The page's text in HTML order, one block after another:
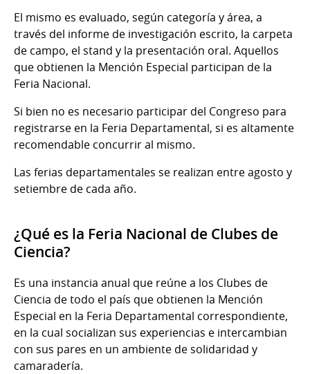
El mismo es evaluado, según categoría y área, a
través del informe de investigación escrito, la carpeta
de campo, el stand y la presentación oral. Aquellos
que obtienen la Mención Especial participan de la
Feria Nacional.
Si bien no es necesario participar del Congreso para
registrarse en la Feria Departamental, si es altamente
recomendable concurrir al mismo.
Las ferias departamentales se realizan entre agosto y
setiembre de cada año.
¿Qué es la Feria Nacional de Clubes de
Ciencia?
Es una instancia anual que reúne a los Clubes de
Ciencia de todo el país que obtienen la Mención
Especial en la Feria Departamental correspondiente,
en la cual socializan sus experiencias e intercambian
con sus pares en un ambiente de solidaridad y
camaradería.